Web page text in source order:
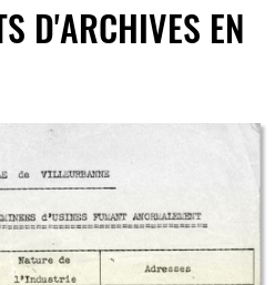
D'ARCHIVES EN